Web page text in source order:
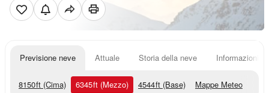
Previsione neve Attuale Storia della neve Informazioni
8150ft (Cima) 6345ft (Mezzo) 4544ft (Base) Mappe Meteo